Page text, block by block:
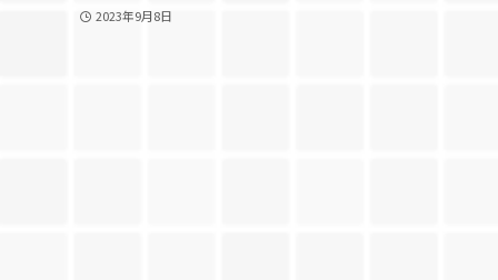
2023年9月8日